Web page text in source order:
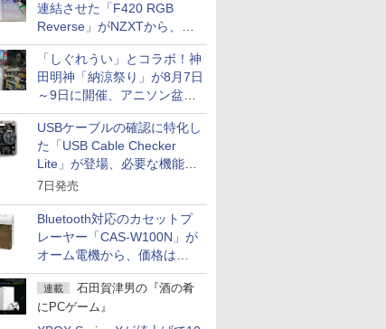
連結させた「F420 RGB
Reverse」がNZXTから、単
一フレーム採用
「しぐれうい」とコラボ！神
田明神「納涼祭り」が8月7日
～9日に開催、アニソン盆踊
りや屋台グルメなどもあり
USBケーブルの確認に特化し
た「USB Cable Checker
Lite」が登場、必要な機能を
凝縮しコンパクトに
7日発売
Bluetooth対応のカセットプ
レーヤー「CAS-W100N」が
オーム電機から、価格は
5,940円
連載
石田賀津男の『酒の肴
にPCゲーム』